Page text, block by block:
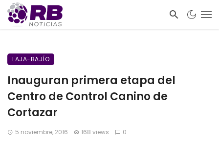
LAJA-BAJÍO
Inauguran primera etapa del
Centro de Control Canino de
Cortazar
5 noviembre, 2016 168 views 0